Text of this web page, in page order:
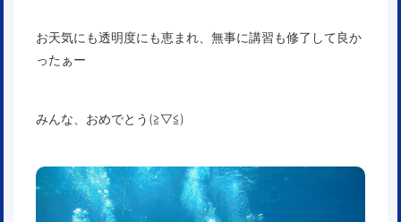
お天気にも透明度にも恵まれ、無事に講習も修了して良か
ったぁー
みんな、おめでとう(≧▽≦)